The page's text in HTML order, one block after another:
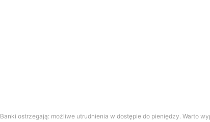
Banki ostrzegają: możliwe utrudnienia w dostępie do pieniędzy. Warto